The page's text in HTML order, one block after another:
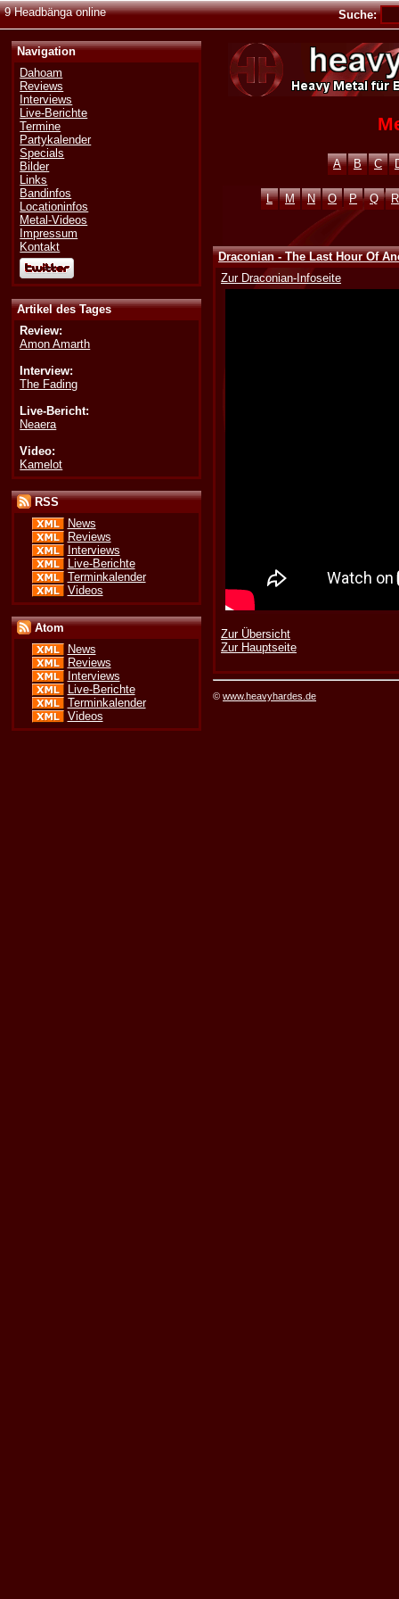
9 Headbänga online Suche:
Navigation
Dahoam
Reviews
Interviews
Live-Berichte
Termine
Partykalender
Specials
Bilder
Links
Bandinfos
Locationinfos
Metal-Videos
Impressum
Kontakt
Artikel des Tages
Review:
Amon Amarth
Interview:
The Fading
Live-Bericht:
Neaera
Video:
Kamelot
RSS
News
Reviews
Interviews
Live-Berichte
Terminkalender
Videos
Atom
News
Reviews
Interviews
Live-Berichte
Terminkalender
Videos
A B C
L M N O P Q R
Draconian - The Last Hour Of
Zur Draconian-Infoseite
Zur Übersicht
Zur Hauptseite
©www.heavyhardes.de